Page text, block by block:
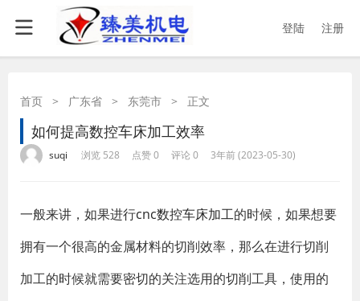
登陆 注册
首页 > 广东省 > 东莞市 > 正文
如何提高数控车床加工效率
suqi 浏览 528 点赞 0 评论 0 3年前 (2023-05-30)
一般来讲，如果进行cnc数控车床加工的时候，如果想要
拥有一个很高的金属材料的切削效率，那么在进行切削
加工的时候就需要密切的关注选用的切削工具，使用的